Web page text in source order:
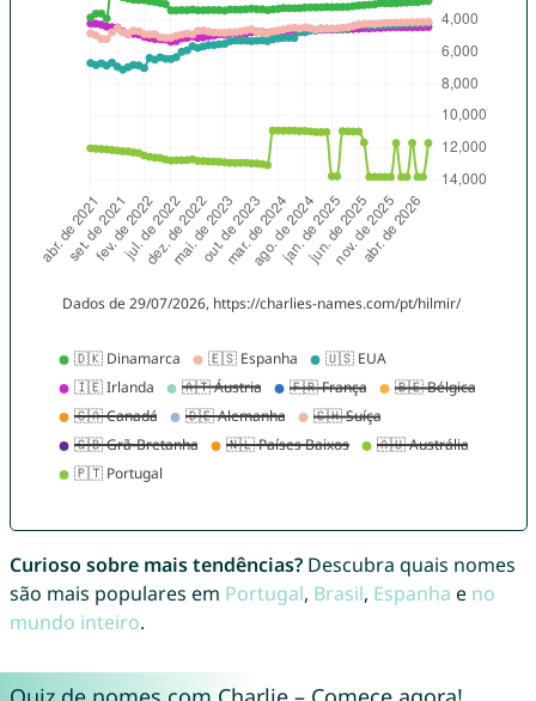
Curioso sobre mais tendências?Descubra quais nomes
são mais populares em Portugal, Brasil, Espanha e no
mundo inteiro.